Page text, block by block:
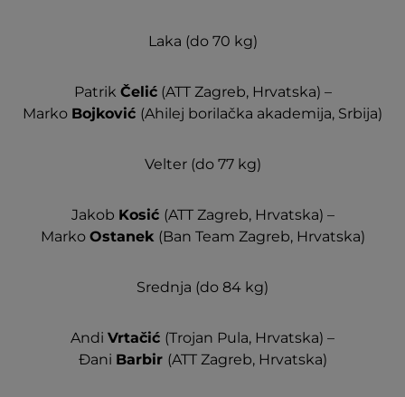
Laka (do 70 kg)
Patrik Čelić(ATT Zagreb, Hrvatska) –
Marko Bojković (Ahilej borilačka akademija, Srbija)
Velter (do 77 kg)
Jakob Kosić (ATT Zagreb, Hrvatska) –
Marko Ostanek (Ban Team Zagreb, Hrvatska)
Srednja (do 84 kg)
Andi Vrtačić (Trojan Pula, Hrvatska) –
Đani Barbir (ATT Zagreb, Hrvatska)